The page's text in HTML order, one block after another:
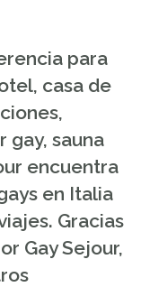
para
casa de
gay, sauna
encuentra
en Italia
Gracias
Gay Sejour,